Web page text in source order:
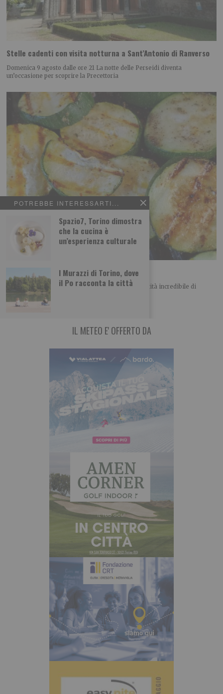
POTREBBE INTERESSARTI...
Spazio7, Torino dimostra
che la cucina è
un’esperienza culturale
I Murazzi di Torino, dove
il Po racconta la città
Stelle cadenti con visita notturna a Sant’Antonio di Ranverso
Domenica 9 agosto dalle ore 21 La notte delle Perseidi diventa
un’occasione per scoprire la Precettoria
Zucchine allo zenzero fresco
In questo periodo i nostri orti producono una quantità incredibile di
zucchine. Molto versatili in cucina,
IL METEO E' OFFERTO DA